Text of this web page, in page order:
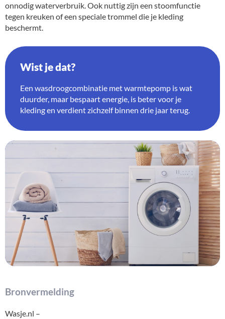
onnodig waterverbruik. Ook nuttig zijn een stoomfunctie
tegen kreuken of een speciale trommel die je kleding
beschermt.
Wist je dat?
Een wasdroogcombinatie met warmtepomp is wat
duurder, maar bespaart energie, is beter voor je
kleding en verdient zichzelf binnen drie jaar terug.
Bronvermelding
Wasje.nl –